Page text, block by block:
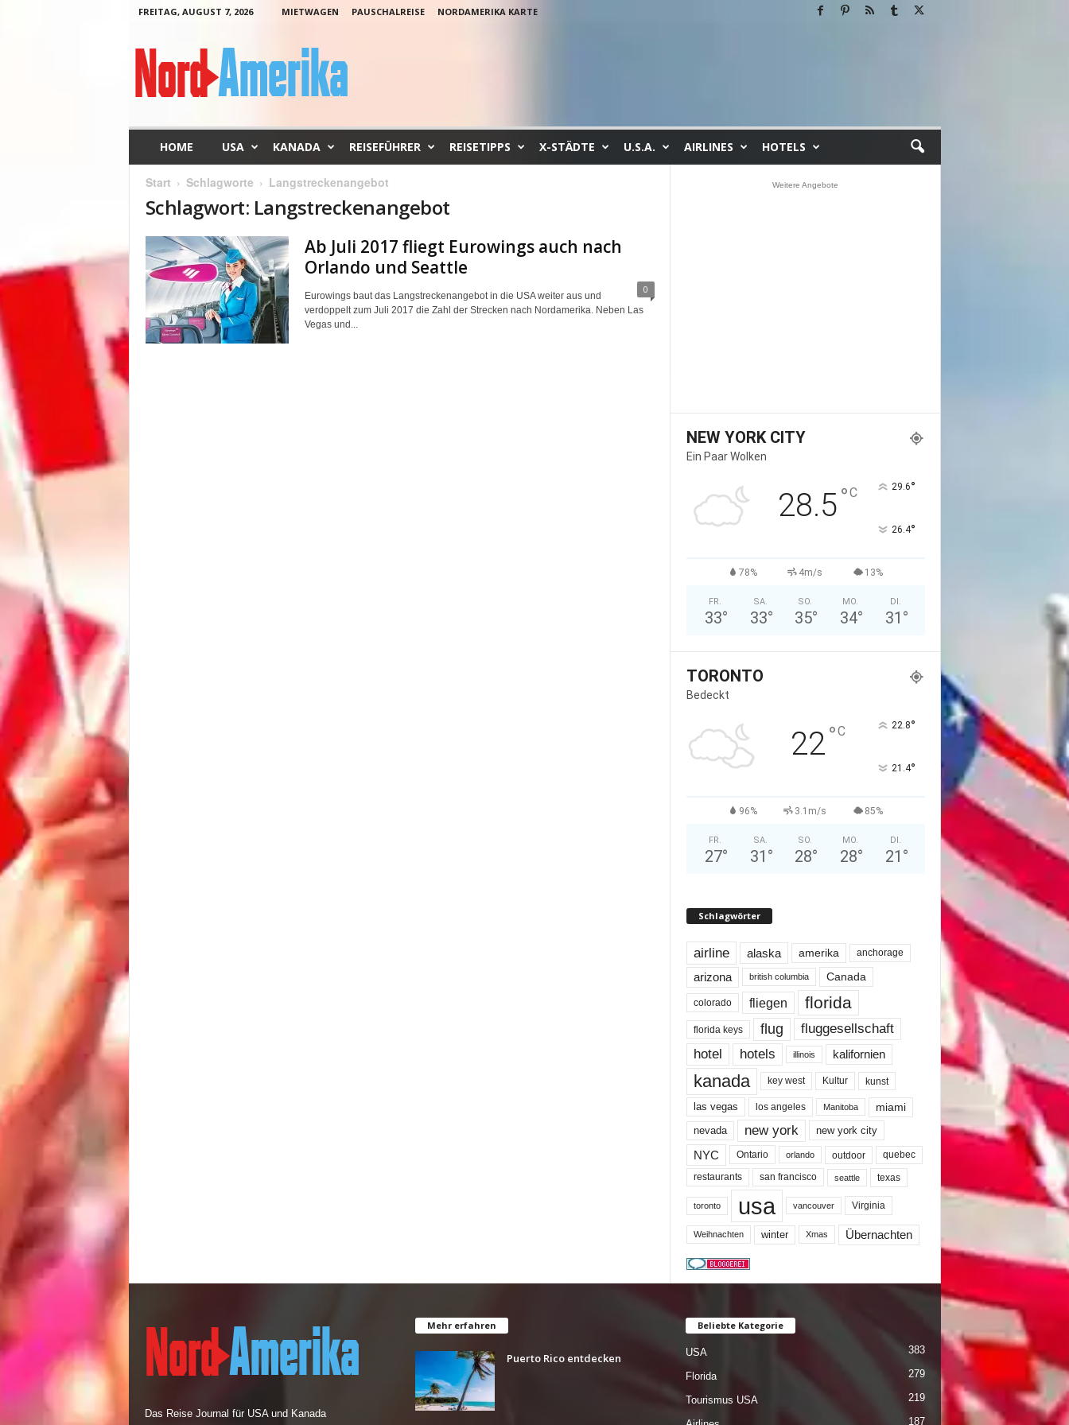
FREITAG, AUGUST 7, 2026 MIETWAGEN PAUSCHALREISE NORDAMERIKA KARTE
HOME USA KANADA REISEFÜHRER REISETIPPS X-STÄDTE U.S.A. AIRLINES HOTELS
Start Schlagworte Langstreckenangebot
Schlagwort: Langstreckenangebot
Ab Juli 2017 fliegt Eurowings auch nach
Orlando und Seattle
0
Eurowings baut das Langstreckenangebot in die USA weiter aus und
verdoppelt zum Juli 2017 die Zahl der Strecken nach Nordamerika. Neben Las
Vegas und...
Weitere Angebote
NEW YORK CITY
Ein Paar Wolken
28.5°C 29.6°
26.4°
78% 4m/s 13%
FR.
33°
SA.
33°
SO.
35°
MO.
34°
DI.
31 °
TORONTO
Bedeckt
22°C 22.8°
21.4°
96% 3.1m/s 85%
FR.
27°
SA.
31 °
SO.
28°
MO.
28°
DI.
21 °
Schlagwörter
airline alaska amerika anchorage
arizona british columbia Canada
colorado fliegen florida
florida keys flug
fluggesellschaft
hotel
hotels illinois kalifornien
kanada key west Kultur kunst
las vegas los angeles Manitoba miami
nevada new york new york city
NYC Ontario orlando outdoor quebec
restaurants san francisco seattle texas
toronto usa vancouver Virginia
Weihnachten winter Xmas Übernachten
Das Reise Journal für USA und Kanada
Mehr erfahren
Puerto Rico entdecken
Beliebte Kategorie
USA 383
Florida 279
Tourismus USA 219
187